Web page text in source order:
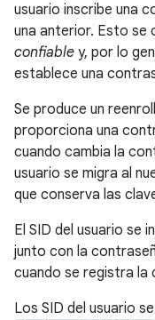
usuario inscribe una
una anterior. Esto se
confiable y, por lo
establece una
Se produce un
proporciona una
cuando cambia la
usuario se migra al
que conserva las
El SID del usuario se
junto con la
cuando se registra la
Los SID del usuario